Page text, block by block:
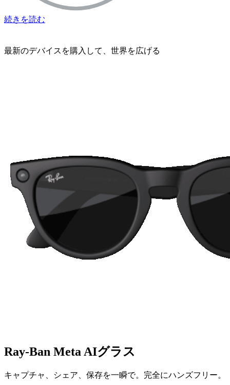
続きを読む
最新のデバイスを購入して、世界を広げる
Ray-Ban Meta AIグラス
キャプチャ、シェア、保存を一瞬で。完全にハンズフリー。